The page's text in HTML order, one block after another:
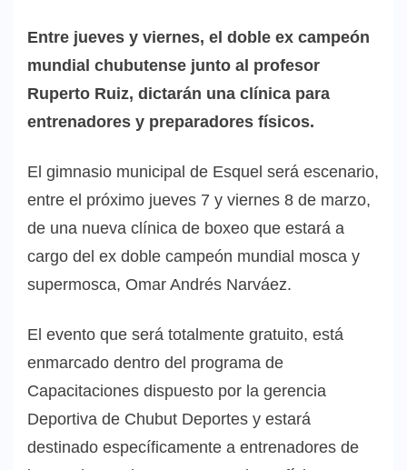
Entre jueves y viernes, el doble ex campeón
mundial chubutense junto al profesor
Ruperto Ruiz, dictarán una clínica para
entrenadores y preparadores físicos.
El gimnasio municipal de Esquel será escenario,
entre el próximo jueves 7 y viernes 8 de marzo,
de una nueva clínica de boxeo que estará a
cargo del ex doble campeón mundial mosca y
supermosca, Omar Andrés Narváez.
El evento que será totalmente gratuito, está
enmarcado dentro del programa de
Capacitaciones dispuesto por la gerencia
Deportiva de Chubut Deportes y estará
destinado específicamente a entrenadores de